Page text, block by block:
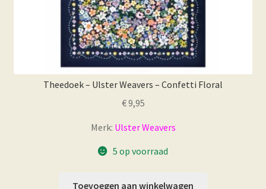
Theedoek – Ulster Weavers – Confetti Floral
€9,95
Merk: Ulster Weavers
5 op voorraad
Toevoegen aan winkelwagen